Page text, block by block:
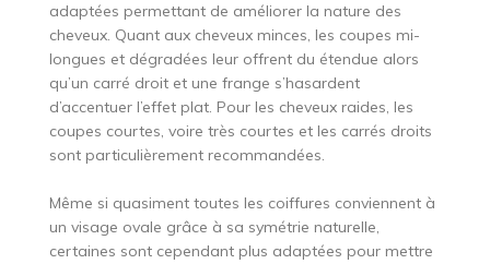
adaptées permettant de améliorer la nature des
cheveux. Quant aux cheveux minces, les coupes mi-
longues et dégradées leur offrent du étendue alors
qu’un carré droit et une frange s’hasardent
d’accentuer l’effet plat. Pour les cheveux raides, les
coupes courtes, voire très courtes et les carrés droits
sont particulièrement recommandées.
Même si quasiment toutes les coiffures conviennent à
un visage ovale grâce à sa symétrie naturelle,
certaines sont cependant plus adaptées pour mettre